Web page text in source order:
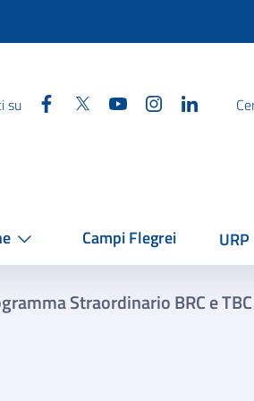
su Facebook
Twitter YouTube Instagram
Campi Flegrei URP
Straordinario BRC e TBC